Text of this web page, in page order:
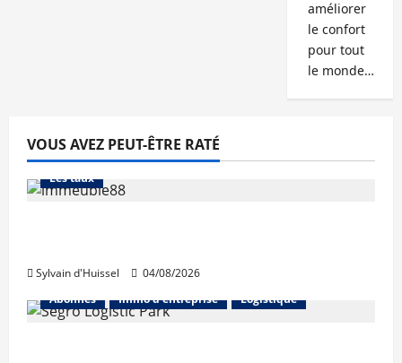
améliorer
le confort
pour tout
le monde…
VOUS AVEZ PEUT-ÊTRE RATÉ
Abonnés Financement
L'avis des courtiers
Les taux
Sylvain d'Huissel
04/08/2026
Abonnés
Immo d'entreprise Logistique